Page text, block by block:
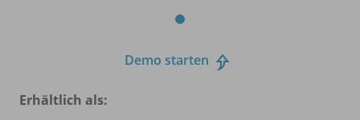
Demo starten
Erhältlich als: